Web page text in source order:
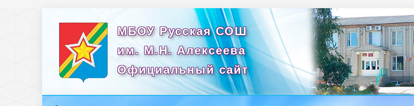
МБОУ Русская СОШ
им. М.Н. Алексеева
Официальный сайт